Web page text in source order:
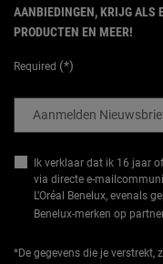
AANBIEDINGEN, KRIJG ALS
PRODUCTEN EN MEER!
Required (*)
Aanmelden
Ik verklaar dat ik 16 jaar
via directe e-
L’Oréal Benelux, evenals
Benelux-merken op
*De gegevens die je verstrekt,